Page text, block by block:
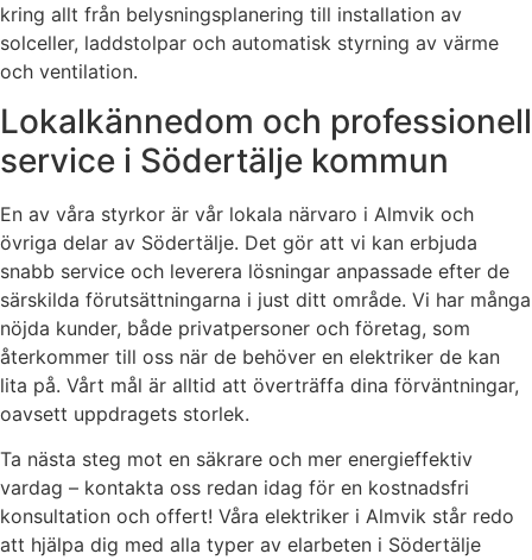
kring allt från belysningsplanering till installation av
solceller, laddstolpar och automatisk styrning av värme
och ventilation.
Lokalkännedom och professionell
service i Södertälje kommun
En av våra styrkor är vår lokala närvaro i Almvik och
övriga delar av Södertälje. Det gör att vi kan erbjuda
snabb service och leverera lösningar anpassade efter de
särskilda förutsättningarna i just ditt område. Vi har många
nöjda kunder, både privatpersoner och företag, som
återkommer till oss när de behöver en elektriker de kan
lita på. Vårt mål är alltid att överträffa dina förväntningar,
oavsett uppdragets storlek.
Ta nästa steg mot en säkrare och mer energieffektiv
vardag – kontakta oss redan idag för en kostnadsfri
konsultation och offert! Våra elektriker i Almvik står redo
att hjälpa dig med alla typer av elarbeten i Södertälje